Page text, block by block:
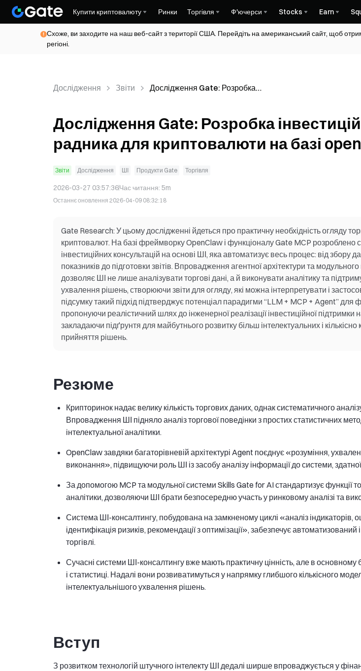
Купити криптовалюту Ринки Торгівля Ф'ючерси Stocks Earn
Схоже, ви заходите на наш веб-сайт з території США. Перейдіть на американський сайт, щоб
регіоні.
Дослідження Звіти
Дослідження Gate: Розробка
openClaw
Дослідження Gate: Розробка
радника для криптовалюти на базі
Звіти Дослідження ШІ Продукти Gate Торгівля
2026-03-27 03:57:36Час читання: 5m
Останнє оновлення 2026-04-09 08:32:18
Gate Research: У цьому дослідженні йдеться про практичну необхідність огляду
криптовалют. На базі фреймворку OpenClaw і функціоналу Gate MCP розроблено
інвестиційних консультацій на основі ШІ, яка автоматизує весь процес: від збору
показників до підготовки звітів. Впровадження агентної архітектури та
дозволяє ШІ не лише аналізувати торгові дані, а й виконувати аналітику та
ухвалення рішень, створюючи звіти для огляду, які можна інтерпретувати і
підсумку такий підхід підтверджує потенціал парадигми “LLM + MCP + Agent” для
пропонуючи реалістичний шлях до інженерної реалізації інвестиційної підтримки
закладаючи підґрунтя для майбутнього розвитку більш інтелектуальних і
прийняття рішень.
Резюме
Крипторинок надає велику кількість торгових даних, однак систематичного
Впровадження ШІ підняло аналіз торгової поведінки з простих статистичних
інтелектуальної аналітики.
OpenClaw завдяки багаторівневій архітектурі Agent поєднує «розуміння,
виконання», підвищуючи роль ШІ із засобу аналізу інформації до системи,
За допомогою MCP та модульної системи Skills Gate for AI стандартизує функції
аналітики, дозволяючи ШІ брати безпосередню участь у ринковому аналізі та
Система ШІ-консалтингу, побудована на замкненому циклі «аналіз індикаторів,
ідентифікація ризиків, рекомендації з оптимізації», забезпечує автоматизований
торгівлі.
Сучасні системи ШІ-консалтингу вже мають практичну цінність, але в
і статистиці. Надалі вони розвиватимуться у напрямку глибшого кількісного
інтелектуальнішого ухвалення рішень.
Вступ
З розвитком технологій штучного інтелекту ШІ дедалі ширше впроваджується у